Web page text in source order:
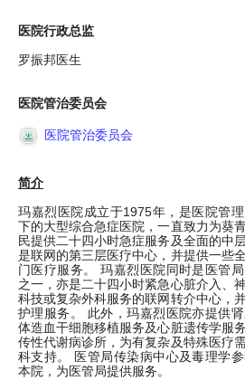
医院行政总监
罗振邦医生
医院管治委员会
医院管治委员会
简介
玛嘉烈医院成立于1975年，是医院管
下的大型综合急症医院，一直致力为葵
民提供二十四小时急症服务及全面的中
是联网的第三层医疗中心，并提供一些
门医疗服务。 玛嘉烈医院同时是医管
之一，亦是二十四小时紧急心脏介入、
科技或复杂外科服务的联网转介中心，
护理服务。 此外，玛嘉烈医院亦提供
体造血干细胞移植服务及心脏遗传学服
传性代谢病诊所，为有复杂及特殊医疗
科支持。 医管局传染病中心及毒理学
本院，为医管局提供服务。